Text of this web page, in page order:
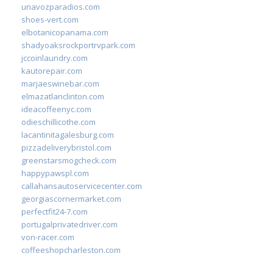
unavozparadios.com
shoes-vert.com
elbotanicopanama.com
shadyoaksrockportrvpark.com
jccoinlaundry.com
kautorepair.com
marjaeswinebar.com
elmazatlanclinton.com
ideacoffeenyc.com
odieschillicothe.com
lacantinitagalesburg.com
pizzadeliverybristol.com
greenstarsmogcheck.com
happypawspl.com
callahansautoservicecenter.com
georgiascornermarket.com
perfectfit24-7.com
portugalprivatedriver.com
von-racer.com
coffeeshopcharleston.com